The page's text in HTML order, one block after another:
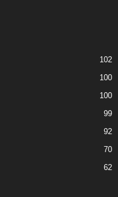
102
100
100
99
92
70
62